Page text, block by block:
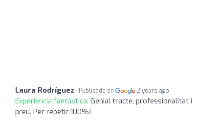
Laura Rodríguez Publicada en 2 years ago
Experiencia fantástica: Genial tracte, professionalitat i
preu. Per repetir 100%!